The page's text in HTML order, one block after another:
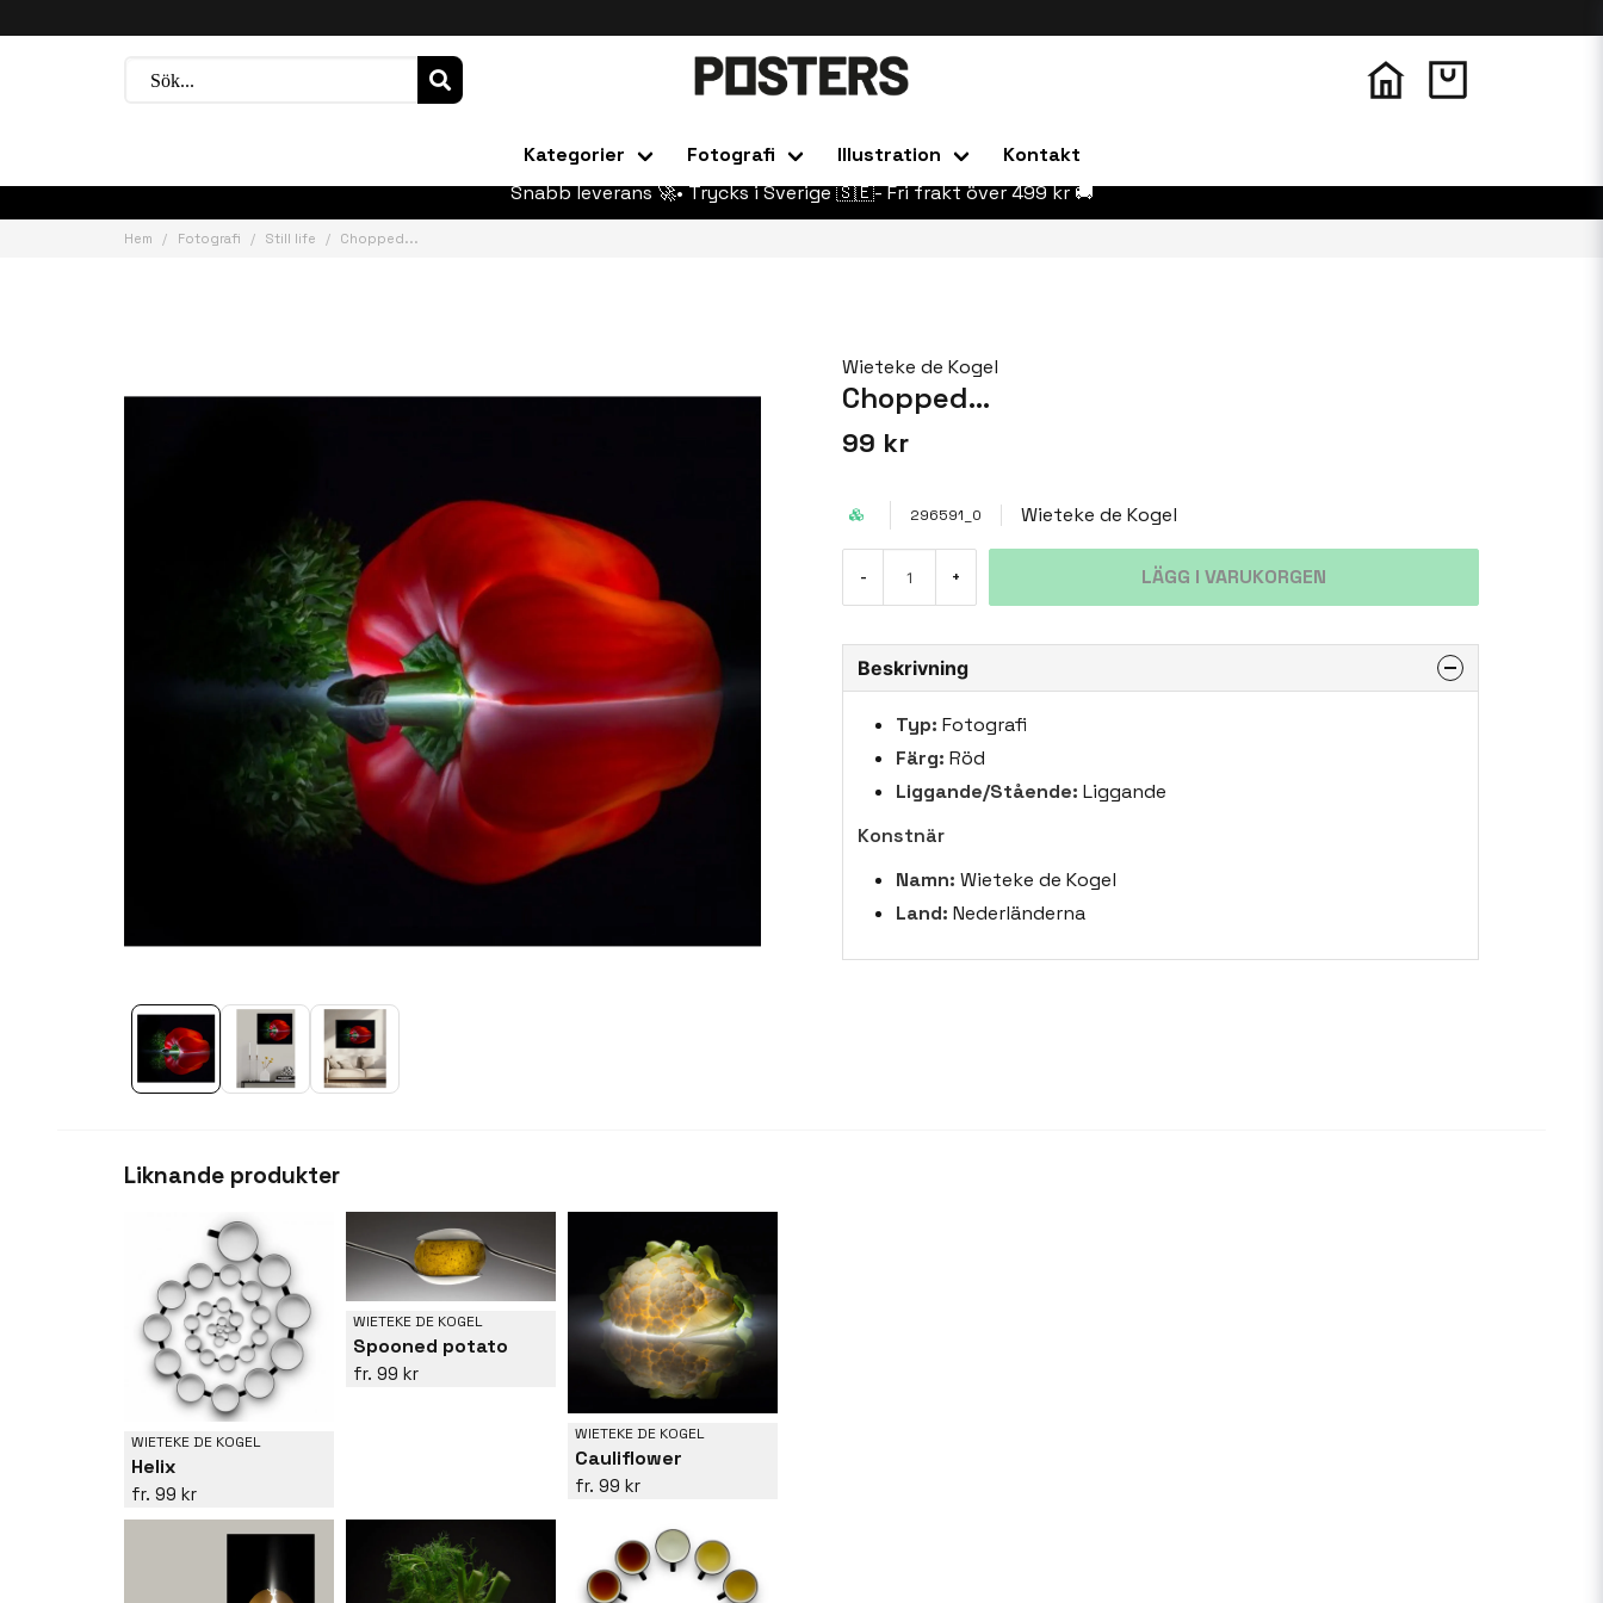
Kategorier Fotografi Illustration
Kontakt
Snabb leverans 🚀• Trycks i Sverige 🇸🇪- Fri frakt över 499 kr 🚚
Hem Fotografi Still life Chopped...
Wieteke de Kogel
Chopped...
99 kr
296591_0 Wieteke de Kogel
- + LÄGG I VARUKORGEN
Beskrivning
Typ: Fotografi
Färg: Röd
Liggande/Stående: Liggande
Konstnär
Namn: Wieteke de Kogel
Land: Nederländerna
Liknande produkter
WIETEKE DE KOGEL
Helix
99 kr
WIETEKE DE KOGEL
Spooned potato
99 kr
WIETEKE DE KOGEL
Cauliflower
99 kr